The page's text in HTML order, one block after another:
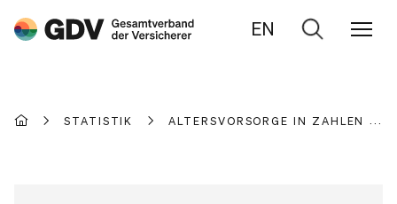
EN
Zur
STATISTIK ALTERSVORSORGE IN ZAHLEN